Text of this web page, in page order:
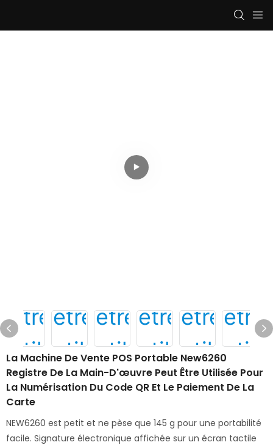
La Machine De Vente POS Portable New6260
Registre De La Main-D'œuvre Peut Être Utilisée Pour
La Numérisation Du Code QR Et Le Paiement De La
Carte
NEW6260 est petit et ne pèse que 145 g pour une portabilité
facile. Signature électronique affichée sur un écran tactile